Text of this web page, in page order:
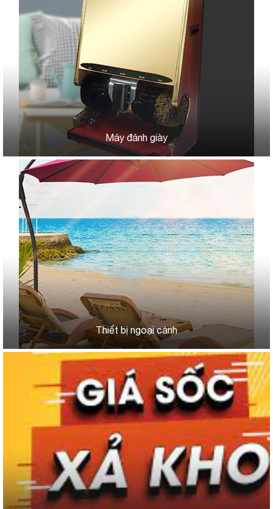
Máy đánh giày
Thiết bị ngoại cảnh